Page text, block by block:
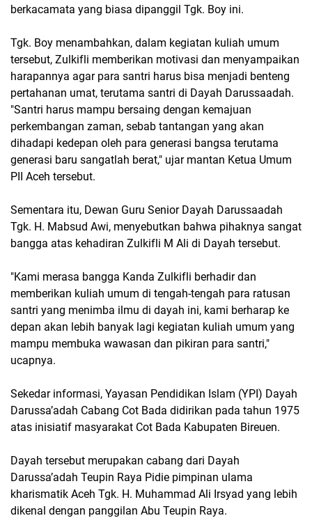
berkacamata yang biasa dipanggil Tgk. Boy ini.
Tgk. Boy menambahkan, dalam kegiatan kuliah umum
tersebut, Zulkifli memberikan motivasi dan menyampaikan
harapannya agar para santri harus bisa menjadi benteng
pertahanan umat, terutama santri di Dayah Darussaadah.
"Santri harus mampu bersaing dengan kemajuan
perkembangan zaman, sebab tantangan yang akan
dihadapi kedepan oleh para generasi bangsa terutama
generasi baru sangatlah berat," ujar mantan Ketua Umum
PII Aceh tersebut.
Sementara itu, Dewan Guru Senior Dayah Darussaadah
Tgk. H. Mabsud Awi, menyebutkan bahwa pihaknya sangat
bangga atas kehadiran Zulkifli M Ali di Dayah tersebut.
"Kami merasa bangga Kanda Zulkifli berhadir dan
memberikan kuliah umum di tengah-tengah para ratusan
santri yang menimba ilmu di dayah ini, kami berharap ke
depan akan lebih banyak lagi kegiatan kuliah umum yang
mampu membuka wawasan dan pikiran para santri,"
ucapnya.
Sekedar informasi, Yayasan Pendidikan Islam (YPI) Dayah
Darussa’adah Cabang Cot Bada didirikan pada tahun 1975
atas inisiatif masyarakat Cot Bada Kabupaten Bireuen.
Dayah tersebut merupakan cabang dari Dayah
Darussa’adah Teupin Raya Pidie pimpinan ulama
kharismatik Aceh Tgk. H. Muhammad Ali Irsyad yang lebih
dikenal dengan panggilan Abu Teupin Raya.